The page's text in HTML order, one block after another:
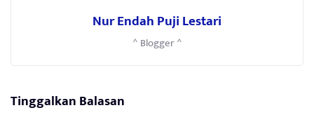
Nur Endah Puji Lestari
^ Blogger ^
Tinggalkan Balasan